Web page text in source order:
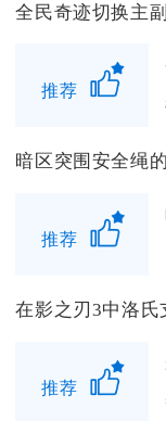
全民奇迹切换主
推荐
暗区突围安全绳
推荐
在影之刃3中洛氏
推荐